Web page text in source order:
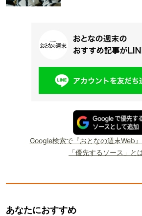
Google検索で『おとなの週末Web
「優先するソース」と
あなたにおすすめ